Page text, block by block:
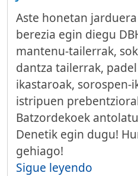
Aste honetan
berezia egin diegu
mantenu-tailerrak,
dantza tailerrak,
ikastaroak, sorospen-
istripuen
Batzordekoek
Denetik egin dugu!
gehiago!
Sigue leyendo